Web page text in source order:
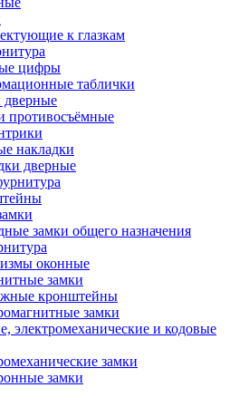
к глазкам
цифры
таблички
накладки
дверные
замки общего назначения
оконные
замки
кронштейны
замки
электромеханические и кодовые
замки
замки